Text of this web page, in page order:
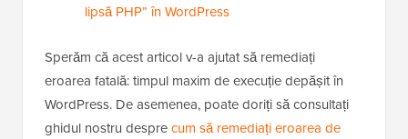
lipsă PHP” în WordPress
Sperăm că acest articol v-a ajutat să remediați
eroarea fatală: timpul maxim de execuție depășit în
WordPress. De asemenea, poate doriți să consultați
ghidul nostru desprecum să remediați eroarea de